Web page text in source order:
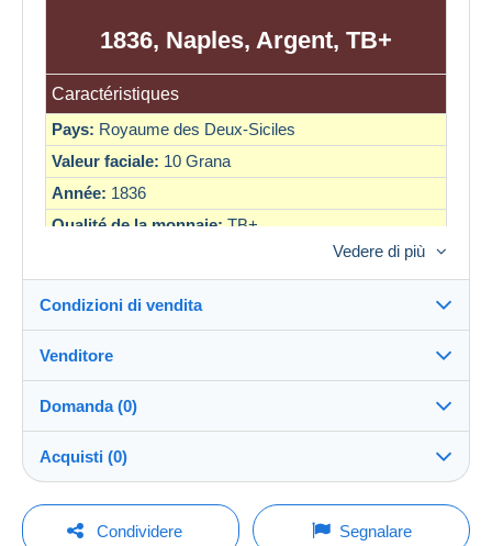
1836, Naples, Argent, TB+
Caractéristiques
Pays: Royaume des Deux-Siciles
Valeur faciale: 10 Grana
Année: 1836
Qualité de la monnaie:TB+
Nom du régnant:
Vedere di più
Condizioni di vendita
Destinazione:
Vedi l'elenco dei paesi
Direttamente al destinatario:
Sì
Invio dopo il pagamento
Venditore
comptoirdesmonnaies100%(11752x)
PRO
Negozio
Domanda (0)
Per inviare una domanda devi aprire una
Acquisti (0)
Ultimo aggiornamento: 11:26:05
Condividere Segnalare